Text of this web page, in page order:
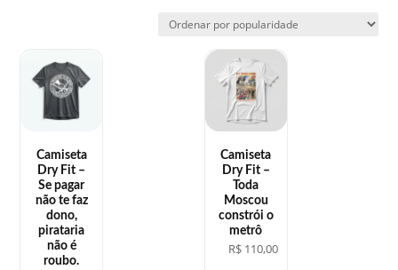
popularidade
Camiseta
Dry Fit –
Se pagar
não te faz
dono,
pirataria
não é
roubo.
Camiseta
Dry Fit –
Toda
Moscou
constrói o
metrô
R$110,00